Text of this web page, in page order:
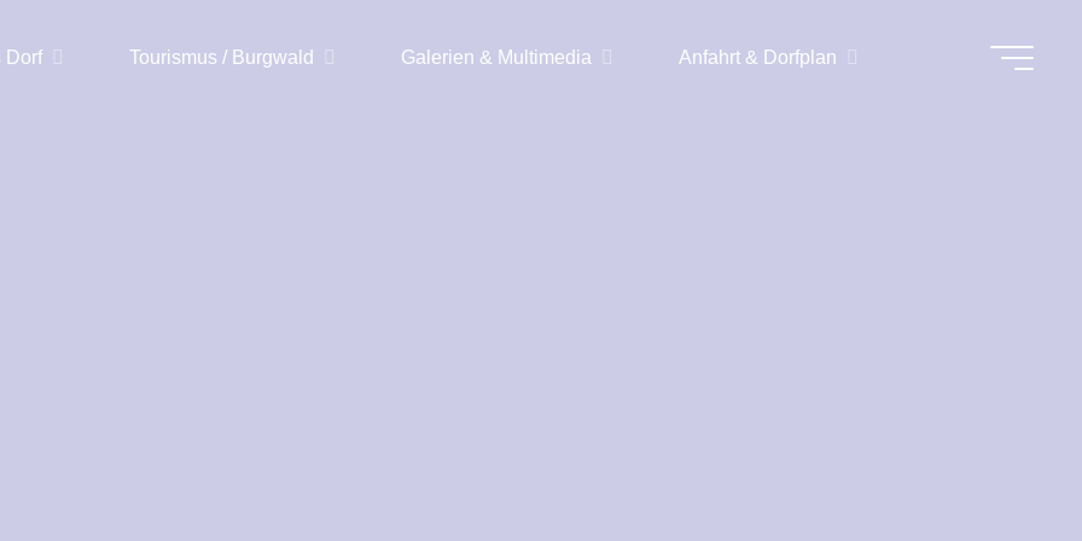
Dorf Tourismus / Burgwald Galerien & Multimedia Anfahrt & Dorfplan